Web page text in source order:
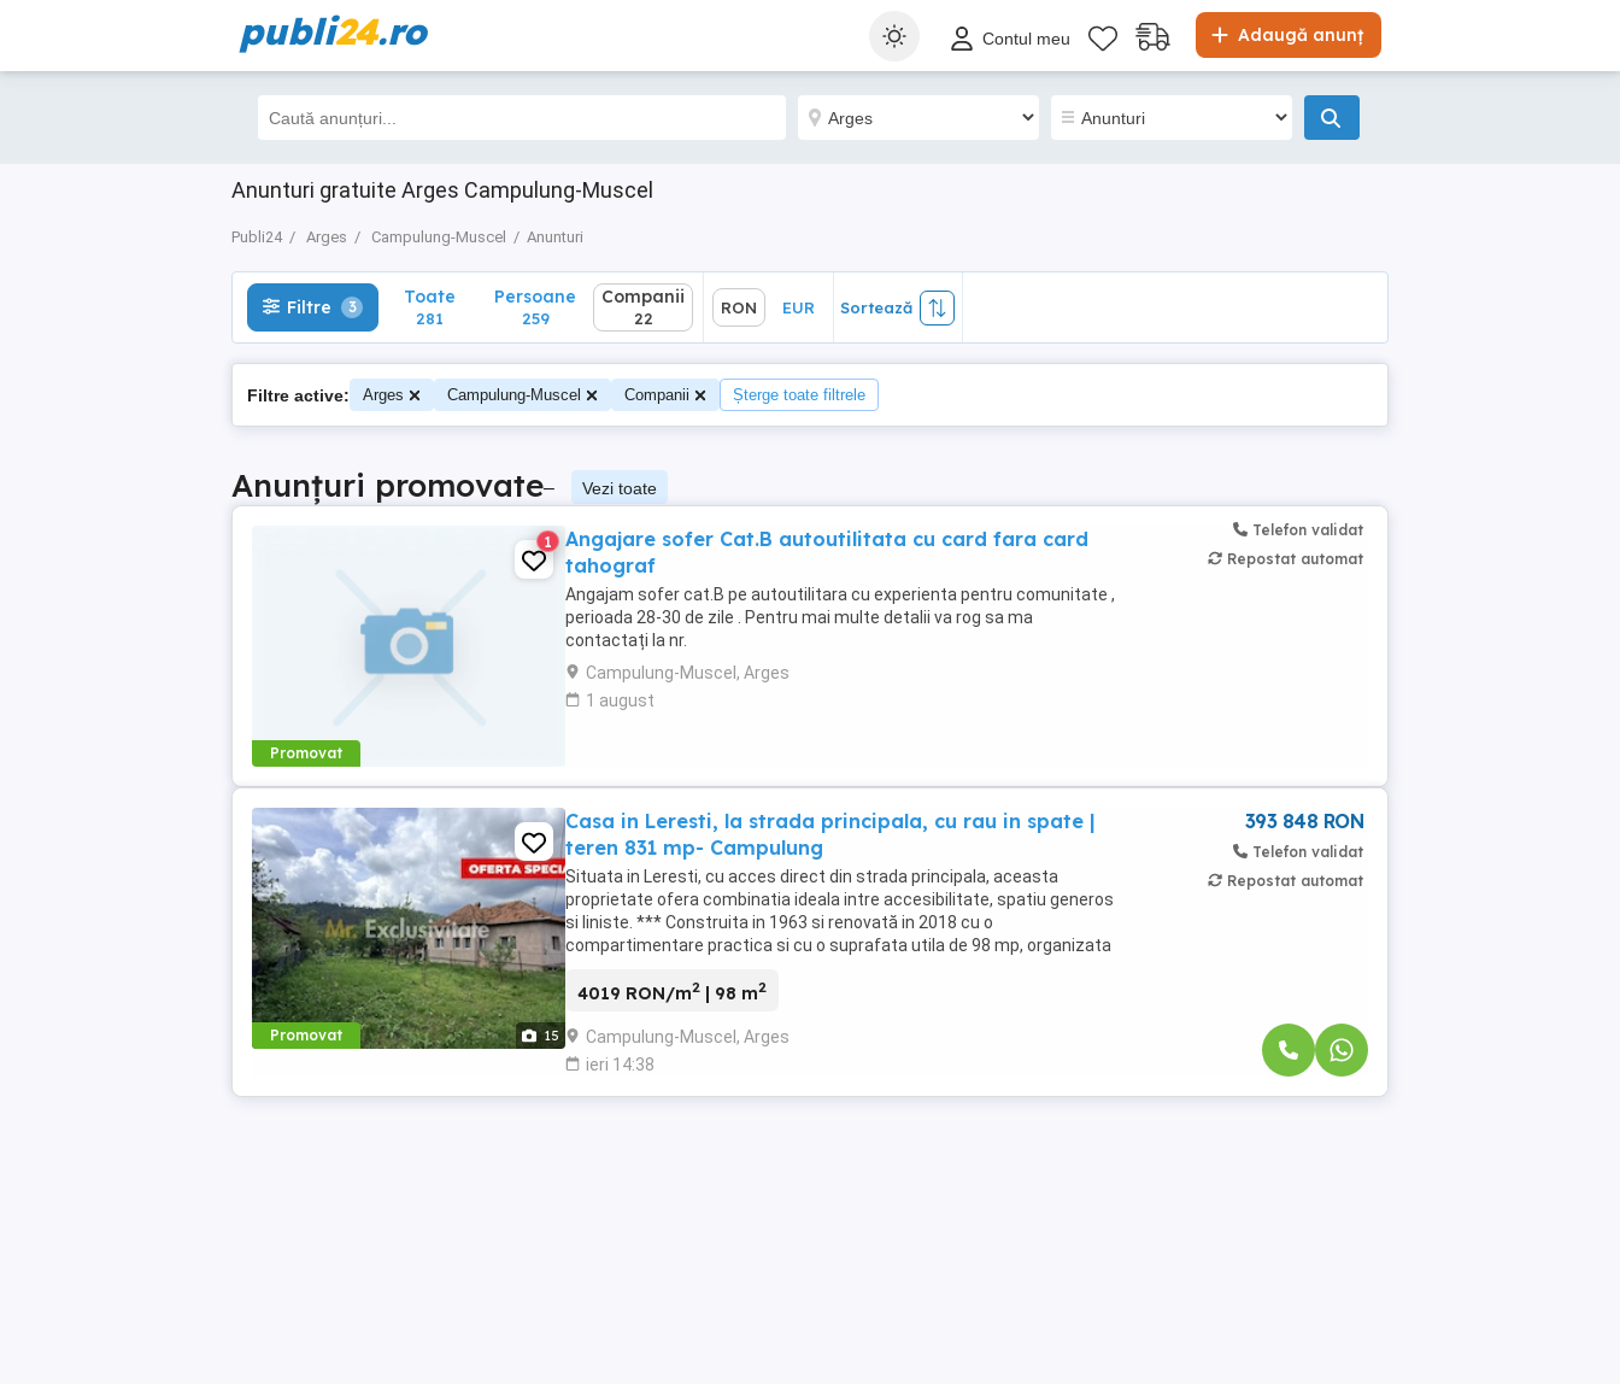
publi24.ro Adaugă anunț
Contul meu
Anunturi gratuite Arges Campulung-Muscel
Publi24 Arges Campulung-Muscel Anunturi
Filtre 3 Toate
281
Sortează
Filtre 3 Toate
281
Persoane
259
Companii
22
RON EUR Sortează
Filtre active: Arges Campulung-Muscel Companii Șterge toate filtrele
Anunțuri promovate– Vezi toate
Promovat
1
Angajare sofer Cat.B autoutilitata cu card fara card
tahograf
Angajam sofer cat.B pe autoutilitara cu experienta pentru comunitate ,
perioada 28-30 de zile . Pentru mai multe detalii va rog sa ma
contactați la nr.
Campulung-Muscel, Arges
1 august
Telefon validat
Repostat automat
Promovat 15
Casa in Leresti, la strada principala, cu rau in spate |
teren 831 mp- Campulung
Situata in Leresti, cu acces direct din strada principala, aceasta
proprietate ofera combinatia ideala intre accesibilitate, spatiu generos
si liniste. *** Construita in 1963 si renovată in 2018 cu o
compartimentare practica si cu o suprafata utila de 98 mp, organizata
4019 RON/m2 | 98 m2
Campulung-Muscel, Arges
ieri 14:38
393 848 RON
Telefon validat
Repostat automat